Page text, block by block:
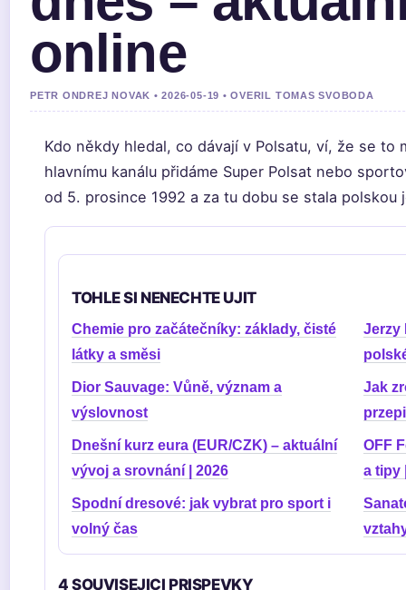
online
PETR ONDREJ NOVAK • 2026-05-19 • OVERIL TOMAS SVOBODA
Kdo někdy hledal, co dávají v Polsatu, ví, že se to
hlavnímu kanálu přidáme Super Polsat nebo
od 5. prosince 1992 a za tu dobu se stala polskou
TOHLE SI NENECHTE UJIT
Chemie pro začátečníky: základy, čisté
látky a směsi
Jerzy
Dior Sauvage: Vůně, význam a
výslovnost
Jak
Dnešní kurz eura (EUR/CZK) – aktuální
vývoj a srovnání | 2026
OFF
a tipy
Spodní dresové: jak vybrat pro sport i
volný čas
4 SOUVISEJICI PRISPEVKY